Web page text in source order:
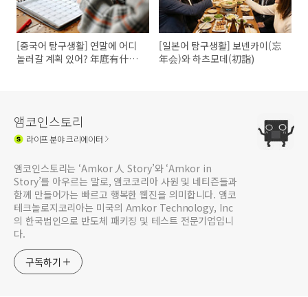
[중국어 탐구생활] 연말에 어디
놀러갈 계획 있어? 年底有什么
[일본어 탐구생활] 보넨카이(忘
年会)와 하츠모데(初詣)
앰코인스토리
라이프분야 크리에이터
앰코인스토리는 ‘Amkor 人 Story’와 ‘Amkor in
Story’를 아우르는 말로, 앰코코리아 사원 및 네티즌들과
함께 만들어가는 빠르고 행복한 웹진을 의미합니다. 앰코
테크놀로지코리아는 미국의 Amkor Technology, Inc
의 한국법인으로 반도체 패키징 및 테스트 전문기업입니
다.
구독하기